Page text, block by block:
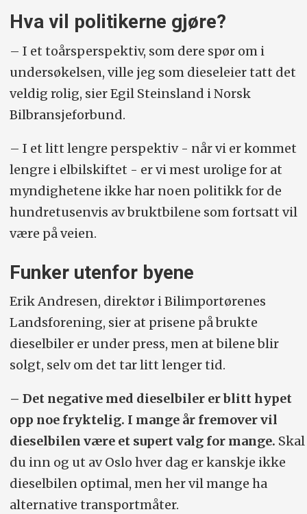
Hva vil politikerne gjøre?
– I et toårsperspektiv, som dere spør om i
undersøkelsen, ville jeg som dieseleier tatt det
veldig rolig, sier Egil Steinsland i Norsk
Bilbransjeforbund.
– I et litt lengre perspektiv - når vi er kommet
lengre i elbilskiftet - er vi mest urolige for at
myndighetene ikke har noen politikk for de
hundretusenvis av bruktbilene som fortsatt vil
være på veien.
Funker utenfor byene
Erik Andresen, direktør i Bilimportørenes
Landsforening, sier at prisene på brukte
dieselbiler er under press, men at bilene blir
solgt, selv om det tar litt lenger tid.
– Det negative med dieselbiler er blitt hypet
opp noe fryktelig. I mange år fremover vil
dieselbilen være et supert valg for mange. Skal
du inn og ut av Oslo hver dag er kanskje ikke
dieselbilen optimal, men her vil mange ha
alternative transportmåter.